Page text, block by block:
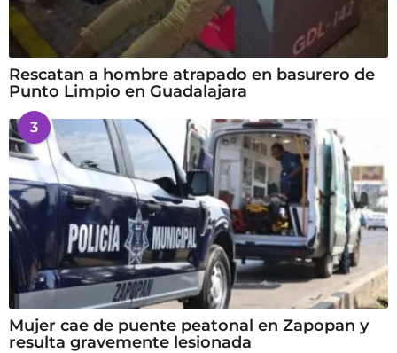
Rescatan a hombre atrapado en basurero de
Punto Limpio en Guadalajara
3
Mujer cae de puente peatonal en Zapopan y
resulta gravemente lesionada